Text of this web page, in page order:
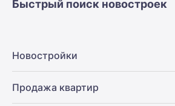
Быстрый поиск новостроек
Новостройки
Продажа квартир